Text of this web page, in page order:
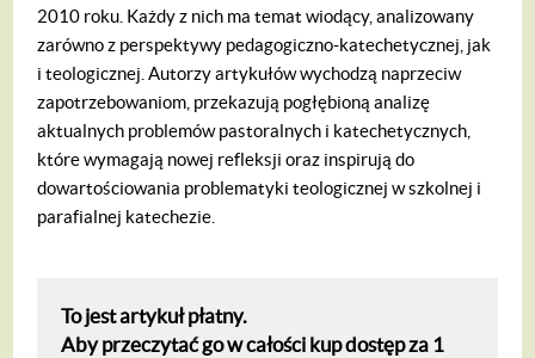
2010 roku. Każdy z nich ma temat wiodący, analizowany
zarówno z perspektywy pedagogiczno-katechetycznej, jak
i teologicznej. Autorzy artykułów wychodzą naprzeciw
zapotrzebowaniom, przekazują pogłębioną analizę
aktualnych problemów pastoralnych i katechetycznych,
które wymagają nowej refleksji oraz inspirują do
dowartościowania problematyki teologicznej w szkolnej i
parafialnej katechezie.
To jest artykuł płatny.
Aby przeczytać go w całości kup dostęp za 1